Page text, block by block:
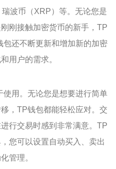
波币（XRP）等。无论您是
刚接触加密货币的新手，TP
还不断更新和增加新的加密
用户的需求。
用。无论您是想要进行简单
，TP钱包都能轻松应对。交
行交易时感到非常满意。TP
您可以设置自动买入、卖出
管理。